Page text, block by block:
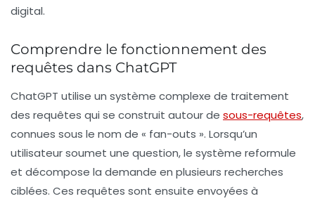
digital.
Comprendre le fonctionnement des
requêtes dans ChatGPT
ChatGPT utilise un système complexe de traitement
des requêtes qui se construit autour de sous-requêtes,
connues sous le nom de « fan-outs ». Lorsqu’un
utilisateur soumet une question, le système reformule
et décompose la demande en plusieurs recherches
ciblées. Ces requêtes sont ensuite envoyées à